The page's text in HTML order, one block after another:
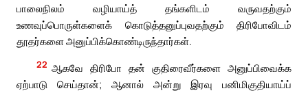
பாலைநிலம் வழியாய்த் தங்களிடம் வருவதற்கும்
உணவுப்பொருள்களைக் கொடுத்தனுப்புவதற்கும் திரிபோவிடம்
தூதர்களை அனுப்பிக்கொண்டிருந்தார்கள்.
22 ஆகவே திரிபோ தன் குதிரைவீர்களை அனுப்பிவைக்க
ஏற்பாடு செய்தான்; ஆனால் அன்று இரவு பனிமிகுதியாய்ப்